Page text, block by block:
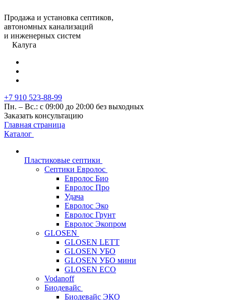
Продажа и установка септиков,
автономных канализаций
и инженерных систем
Калуга
+7 910 523-88-99
Пн. – Вс.: с 09:00 до 20:00 без выходных
Заказать консультацию
Главная страница
Каталог
Пластиковые септики
Септики Евролос
Евролос Био
Евролос Про
Удача
Евролос Эко
Евролос Грунт
Евролос Экопром
GLOSEN
GLOSEN LETT
GLOSEN УБО
GLOSEN УБО мини
GLOSEN ECO
Vodanoff
Биодевайс
Биодевайс ЭКО